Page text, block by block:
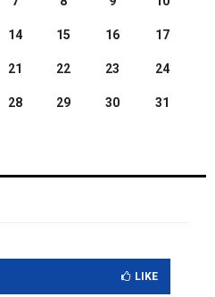
14 15 16 17
21 22 23 24
28 29 30
31
LIKE